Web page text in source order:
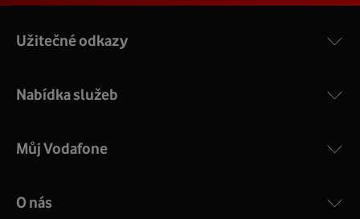
COMPAL CH7465VF
Užitečné odkazy
Nabídka služeb
Můj Vodafone
O nás